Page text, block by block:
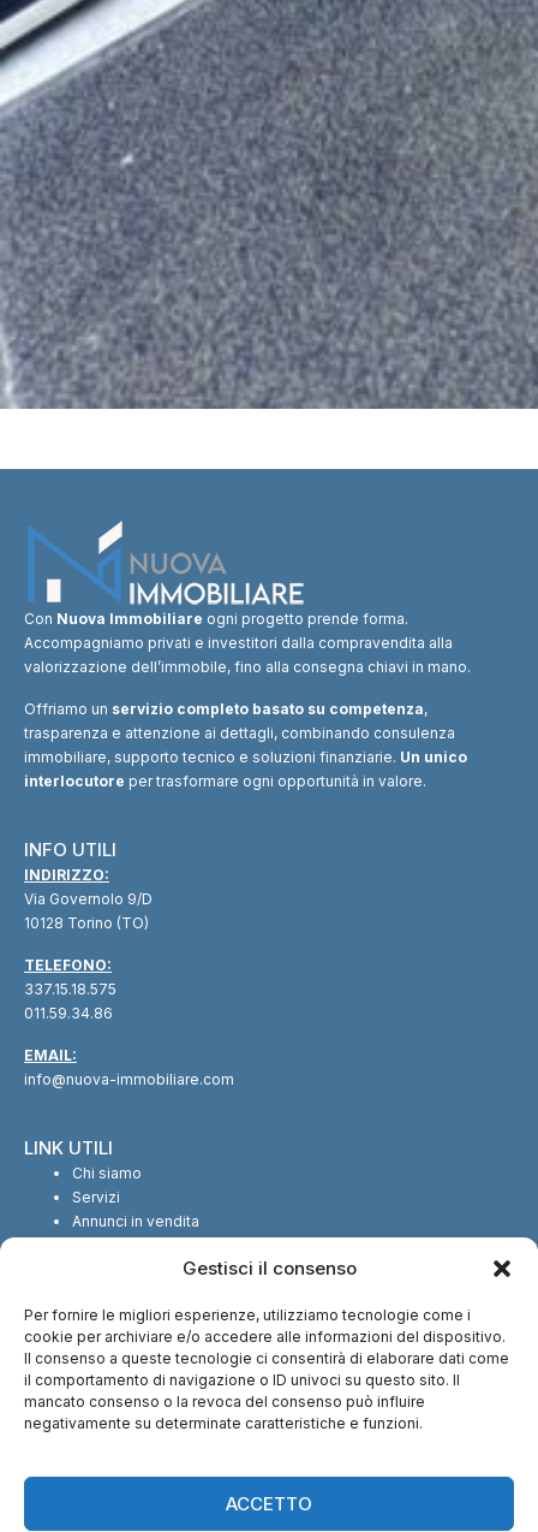
Gestisci il consenso
Per fornire le migliori esperienze, utilizziamo tecnologie come i
cookie per archiviare e/o accedere alle informazioni del dispositivo.
Il consenso a queste tecnologie ci consentirà di elaborare dati come
il comportamento di navigazione o ID univoci su questo sito. Il
mancato consenso o la revoca del consenso può influire
negativamente su determinate caratteristiche e funzioni.
ACCETTO
Con Nuova Immobiliare ogni progetto prende forma.
Accompagniamo privati e investitori dalla compravendita alla
valorizzazione dell’immobile, fino alla consegna chiavi in mano.
Offriamo un servizio completo basato su competenza,
trasparenza e attenzione ai dettagli, combinando consulenza
immobiliare, supporto tecnico e soluzioni finanziarie. Un unico
interlocutore per trasformare ogni opportunità in valore.
INFO UTILI
INDIRIZZO:
Via Governolo 9/D
10128 Torino (TO)
TELEFONO:
337.15.18.575
011.59.34.86
EMAIL:
info@nuova-immobiliare.com
LINK UTILI
Chi siamo
Servizi
Annunci in vendita
SEGUICI SUI SOCIAL
CI TROVI ANCHE SU: